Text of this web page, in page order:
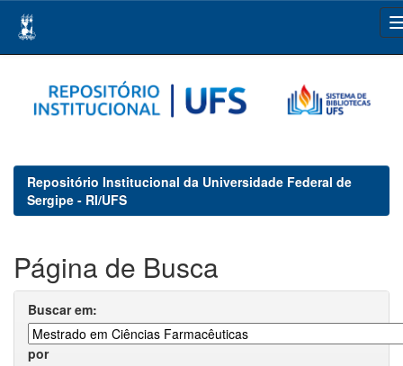
navigation
Repositório Institucional da Universidade Federal de
Sergipe - RI/UFS
Página de Busca
Buscar em:
por